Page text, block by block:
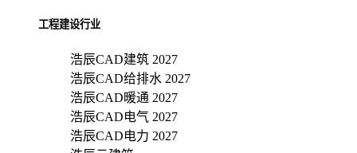
工程建设行业
浩辰CAD建筑 2027
浩辰CAD给排水 2027
浩辰CAD暖通 2027
浩辰CAD电气 2027
浩辰CAD电力 2027